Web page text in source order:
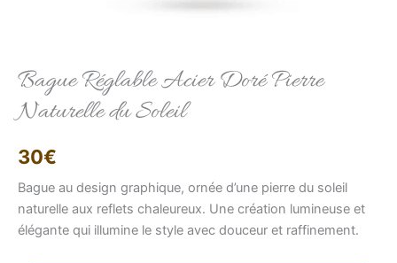
Bague Réglable Acier Doré Pierre
Naturelle du Soleil
30€
Bague au design graphique, ornée d’une pierre du soleil
naturelle aux reflets chaleureux. Une création lumineuse et
élégante qui illumine le style avec douceur et raffinement.
Bonjour, je suis Élise, votre conseillère virtuelle.